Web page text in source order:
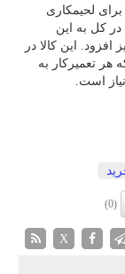
لحیمکاری
کل به این
این کالا در
هر تعمیرکار به
نیاز است.
(0)
X